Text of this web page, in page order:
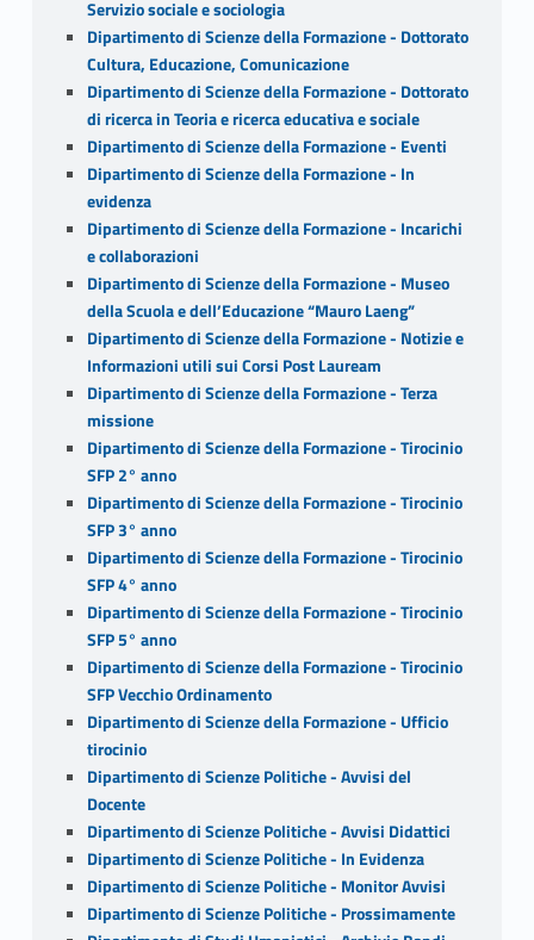
Servizio sociale e sociologia
Dipartimento di Scienze della Formazione - Dottorato
Cultura, Educazione, Comunicazione
Dipartimento di Scienze della Formazione - Dottorato
di ricerca in Teoria e ricerca educativa e sociale
Dipartimento di Scienze della Formazione - Eventi
Dipartimento di Scienze della Formazione - In
evidenza
Dipartimento di Scienze della Formazione - Incarichi
e collaborazioni
Dipartimento di Scienze della Formazione - Museo
della Scuola e dell’Educazione “Mauro Laeng”
Dipartimento di Scienze della Formazione - Notizie e
Informazioni utili sui Corsi Post Lauream
Dipartimento di Scienze della Formazione - Terza
missione
Dipartimento di Scienze della Formazione - Tirocinio
SFP 2° anno
Dipartimento di Scienze della Formazione - Tirocinio
SFP 3° anno
Dipartimento di Scienze della Formazione - Tirocinio
SFP 4° anno
Dipartimento di Scienze della Formazione - Tirocinio
SFP 5° anno
Dipartimento di Scienze della Formazione - Tirocinio
SFP Vecchio Ordinamento
Dipartimento di Scienze della Formazione - Ufficio
tirocinio
Dipartimento di Scienze Politiche - Avvisi del
Docente
Dipartimento di Scienze Politiche - Avvisi Didattici
Dipartimento di Scienze Politiche - In Evidenza
Dipartimento di Scienze Politiche - Monitor Avvisi
Dipartimento di Scienze Politiche - Prossimamente